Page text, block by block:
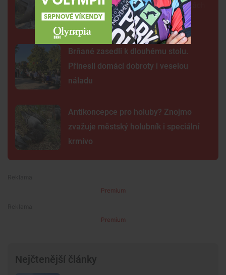
fontána oživila parčík v Žabovřeskách
Brňané zasedli k dlouhému stolu.
Přinesli domácí dobroty i veselou
náladu
Antikoncepce pro holuby? Znojmo
zvažuje městský holubník i speciální
krmivo
Premium
Premium
Nejčtenější články